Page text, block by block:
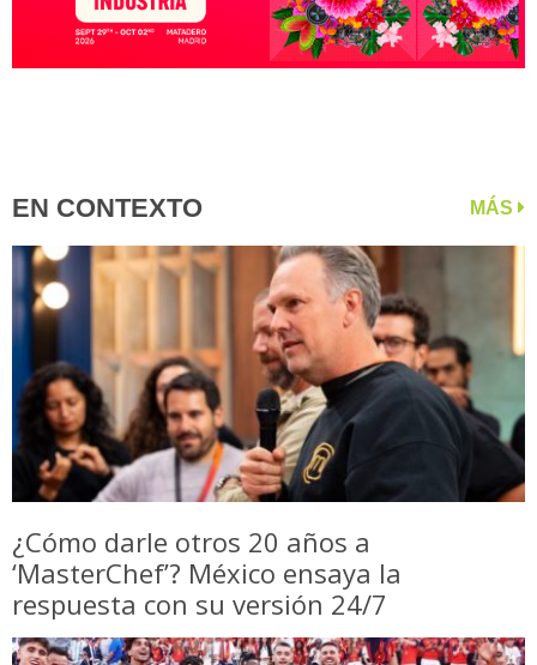
EN CONTEXTO MÁS
¿Cómo darle otros 20 años a
‘MasterChef’? México ensaya la
respuesta con su versión 24/7